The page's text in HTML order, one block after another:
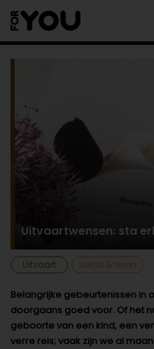
naar
artikel
Uitvaartwensen: sta
Uitvaart Liefde & leven
Belangrijke gebeurtenissen in
doorgaans goed voor. Of het
geboorte van een kind, een
verre reis; vaak zijn we al